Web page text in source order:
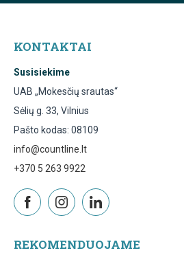
KONTAKTAI
Susisiekime
UAB „Mokesčių srautas“
Sėlių g. 33, Vilnius
Pašto kodas: 08109
info@countline.lt
+370 5 263 9922
REKOMENDUOJAME